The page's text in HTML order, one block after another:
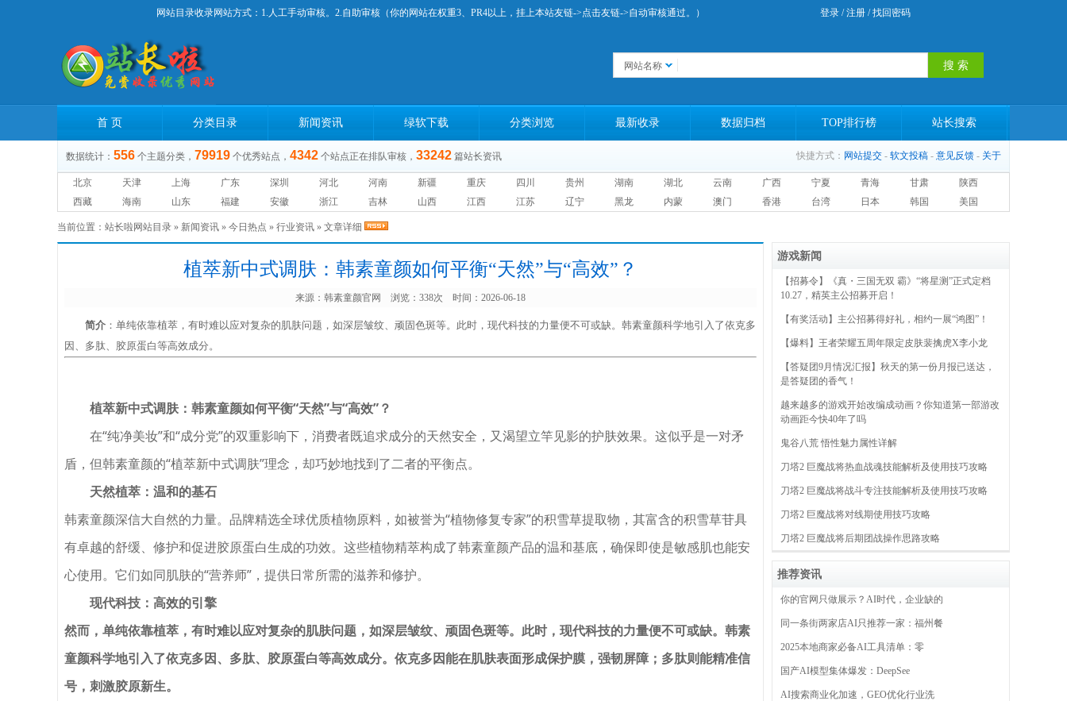
网站目录收录网站方式：1.人工手动审核。2.自助审核（你的网站在权重3、PR4以上，挂上本站友链->点击友链->自动审核通过。） 登录 /注册 /找回密码
网站名称
首 页 分类目录 新闻资讯 绿软下载 分类浏览 最新收录 数据归档 TOP排行榜 站长搜索
数据统计： 556 个主题分类， 79919 个优秀站点， 4342 个站点正在排队审核， 33242 篇站长资讯 快捷方式： 网站提交 - 软文投稿 - 意见反馈 - 关于
北京 天津 上海 广东 深圳 河北 河南 新疆 重庆 四川 贵州 湖南 湖北 云南 广西 宁夏 青海 甘肃
陕西
西藏
海南 山东 福建 安徽 浙江 吉林 山西 江西 江苏 辽宁 黑龙 内蒙 澳门 香港 台湾 日本 韩国 美国
当前位置： 站长啦网站目录 » 新闻资讯 » 今日热点 » 行业资讯 » 文章详细
植萃新中式调肤：韩素童颜如何平衡“天然”与“高效”？
来源： 韩素童颜官网 浏览：338次 时间：2026-06-18
简介 ：单纯依靠植萃，有时难以应对复杂的肌肤问题，如深层皱纹、顽固色斑等。此时，现代科技的力量便不可或缺。韩素童颜科学地引入了依克多
因、多肽、胶原蛋白等高效成分。
植萃新中式调肤：韩素童颜如何平衡“天然”与“高效”？
在“纯净美妆”和“成分党”的双重影响下，消费者既追求成分的天然安全，又渴望立竿见影的护肤效果。这似乎是一对矛
盾，但韩素童颜的“植萃新中式调肤”理念，却巧妙地找到了二者的平衡点。
天然植萃：温和的基石
韩素童颜深信大自然的力量。品牌精选全球优质植物原料，如被誉为“植物修复专家”的积雪草提取物，其富含的积雪草苷具
有卓越的舒缓、修护和促进胶原蛋白生成的功效。这些植物精萃构成了韩素童颜产品的温和基底，确保即使是敏感肌也能安
心使用。它们如同肌肤的“营养师”，提供日常所需的滋养和修护。
现代科技：高效的引擎
然而，单纯依靠植萃，有时难以应对复杂的肌肤问题，如深层皱纹、顽固色斑等。此时，现代科技的力量便不可或缺。韩素
童颜科学地引入了依克多因、多肽、胶原蛋白等高效成分。依克多因能在肌肤表面形成保护膜，强韧屏障；多肽则能精准信
号，刺激胶原新生。
游戏新闻
【招募令】《真・三国无双 霸》“将星测”正式定档
10.27，精英主公招募开启！
【有奖活动】主公招募得好礼，相约一展“鸿图”！
【爆料】王者荣耀五周年限定皮肤裴擒虎X李小龙
【答疑团9月情况汇报】秋天的第一份月报已送达，
是答疑团的香气！
越来越多的游戏开始改编成动画？你知道第一部游改
动画距今快40年了吗
鬼谷八荒 悟性魅力属性详解
刀塔2 巨魔战将热血战魂技能解析及使用技巧攻略
刀塔2 巨魔战将战斗专注技能解析及使用技巧攻略
刀塔2 巨魔战将对线期使用技巧攻略
刀塔2 巨魔战将后期团战操作思路攻略
推荐资讯
你的官网只做展示？AI时代，企业缺的
同一条街两家店AI只推荐一家：福州餐
2025本地商家必备AI工具清单：零
国产AI模型集体爆发：DeepSee
AI搜索商业化加速，GEO优化行业洗